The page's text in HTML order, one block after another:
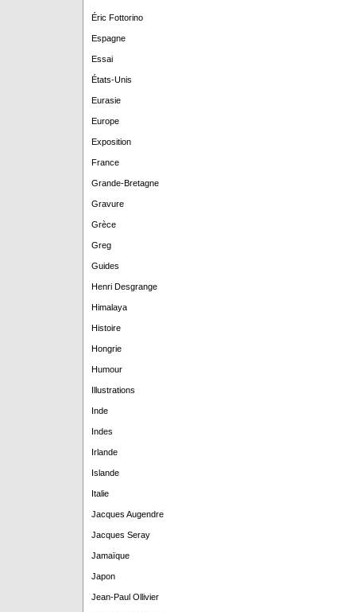
Éric Fottorino
Espagne
Essai
États-Unis
Eurasie
Europe
Exposition
France
Grande-Bretagne
Gravure
Grèce
Greg
Guides
Henri Desgrange
Himalaya
Histoire
Hongrie
Humour
Illustrations
Inde
Indes
Irlande
Islande
Italie
Jacques Augendre
Jacques Seray
Jamaïque
Japon
Jean-Paul Ollivier